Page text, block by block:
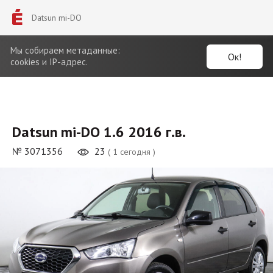
Datsun mi-DO
Мы собираем метаданные:
cookies и IP-адрес.
Ок!
Datsun mi-DO 1.6 2016 г.в.
№ 3071356 23 ( 1 сегодня )